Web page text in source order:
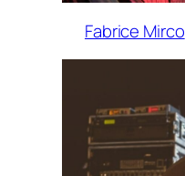
Fabrice Mirco